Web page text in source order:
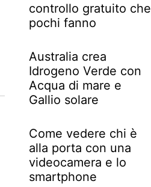
controllo gratuito che
pochi fanno
Australia crea
Idrogeno Verde con
Acqua di mare e
Gallio solare
Come vedere chi è
alla porta con una
videocamera e lo
smartphone